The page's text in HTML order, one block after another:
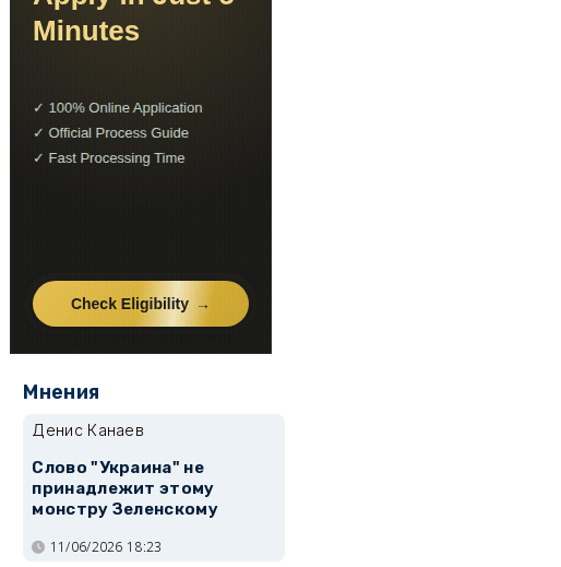
Мнения
Денис Канаев
Слово "Украина" не
принадлежит этому
монстру Зеленскому
11/06/2026 18:23